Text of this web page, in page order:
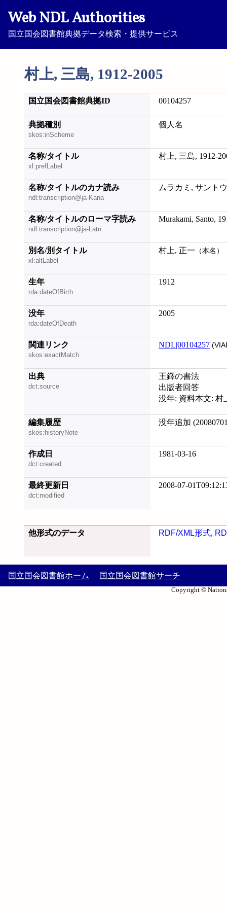
Web NDL Authorities
国立国会図書館典拠データ検索・提供サービス
村上, 三島, 1912-2005
国立国会図書館典拠ID 00104257
典拠種別
skos:inScheme
個人名
名称/タイトル
xl:prefLabel
村上, 三島, 1912-
名称/タイトルのカナ読み
ndl:transcription@ja-Kana
ムラカミ, サント
名称/タイトルのローマ字読み
ndl:transcription@ja-Latn
Murakami, Santo,
別名/別タイトル
xl:altLabel
村上, 正一 （本名）
生年
rda:dateOfBirth
1912
没年
rda:dateOfDeath
2005
関連リンク
skos:exactMatch
NDL|00104257
出典
dct:source
王鐸の書法
出版者回答
没年: 資料本文: 村
編集履歴
skos:historyNote
没年追加
作成日
dct:created
1981-03-16
最終更新日
dct:modified
2008-07-
他形式のデータ RDF/XML形式,
国立国会図書館ホーム 国立国会図書館サーチ
Copyright ©